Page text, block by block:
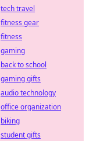
tech travel
fitness gear
fitness
gaming
back to school
gaming gifts
audio technology
office organization
biking
student gifts